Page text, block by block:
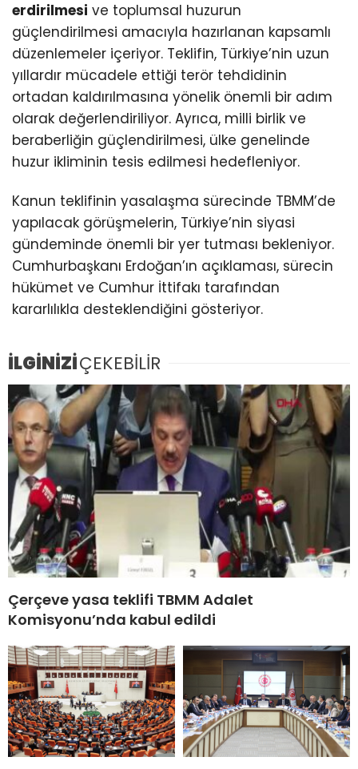
erdirilmesi ve toplumsal huzurun
güçlendirilmesi amacıyla hazırlanan kapsamlı
düzenlemeler içeriyor. Teklifin, Türkiye’nin uzun
yıllardır mücadele ettiği terör tehdidinin
ortadan kaldırılmasına yönelik önemli bir adım
olarak değerlendiriliyor. Ayrıca, milli birlik ve
beraberliğin güçlendirilmesi, ülke genelinde
huzur ikliminin tesis edilmesi hedefleniyor.
Kanun teklifinin yasalaşma sürecinde TBMM’de
yapılacak görüşmelerin, Türkiye’nin siyasi
gündeminde önemli bir yer tutması bekleniyor.
Cumhurbaşkanı Erdoğan’ın açıklaması, sürecin
hükümet ve Cumhur İttifakı tarafından
kararlılıkla desteklendiğini gösteriyor.
İLGİNİZİÇEKEBİLİR
Çerçeve yasa teklifi TBMM Adalet
Komisyonu’nda kabul edildi